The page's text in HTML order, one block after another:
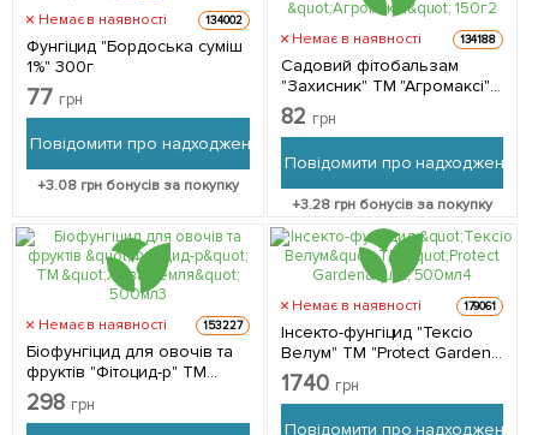
Немає в наявності 134002
Фунгіцид "Бордоська суміш
1%" 300г
77 грн
Повідомити про надходження
+3.08 грн бонусів за покупку
Немає в наявності 134188
Садовий фітобальзам
"Захисник" ТМ "Агромаксі"
150г
82 грн
Повідомити про надходження
+3.28 грн бонусів за покупку
Немає в наявності 153227
Біофунгіцид для овочів та
фруктів "Фітоцид-р" ТМ
"Жива Земля" 500мл
298 грн
Немає в наявності 179061
Інсекто-фунгіцид "Тексіо
Велум" ТМ "Protect Garden"
500мл
1740 грн
Повідомити про надходження